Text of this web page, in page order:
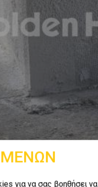
για να σας βοηθήσει να